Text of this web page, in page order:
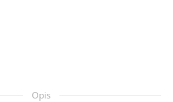
Opis